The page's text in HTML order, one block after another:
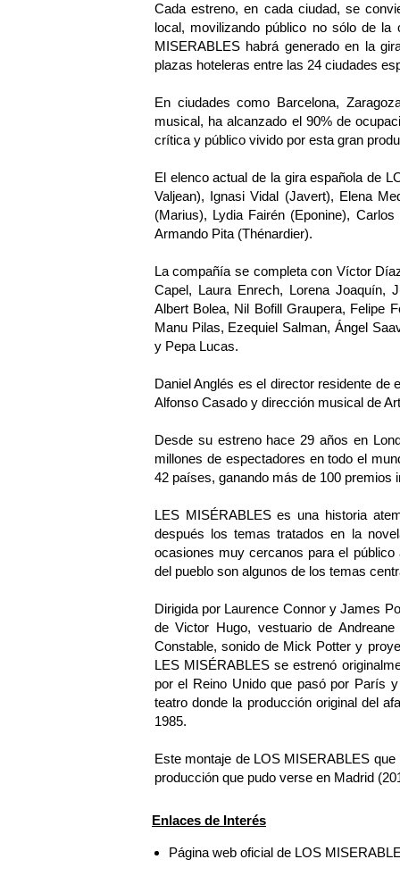
Cada estreno, en cada ciudad, se
local, movilizando público no sólo de
MISERABLES habrá generado en la
plazas hoteleras entre las 24 ciudades
En ciudades como Barcelona,
musical, ha alcanzado el 90% de
crítica y público vivido por esta gran
El elenco actual de la gira española de
Valjean), Ignasi Vidal (Javert), Elena
(Marius), Lydia Fairén (Eponine),
Armando Pita (Thénardier).
La compañía se completa con Víctor
Capel, Laura Enrech, Lorena Joaquín,
Albert Bolea, Nil Bofill Graupera, Felipe
Manu Pilas, Ezequiel Salman, Ángel
y Pepa Lucas.
Daniel Anglés es el director residente
Alfonso Casado y dirección musical de
Desde su estreno hace 29 años en
millones de espectadores en todo el
42 países, ganando más de 100 premios
LES MISÉRABLES es una historia
después los temas tratados en la
ocasiones muy cercanos para el
del pueblo son algunos de los temas
Dirigida por Laurence Connor y James
de Victor Hugo, vestuario de
Constable, sonido de Mick Potter y
LES MISÉRABLES se estrenó
por el Reino Unido que pasó por París
teatro donde la producción original del
1985.
Este montaje de LOS MISERABLES
producción que pudo verse en Madrid
Enlaces de Interés
Página web oficial de LOS